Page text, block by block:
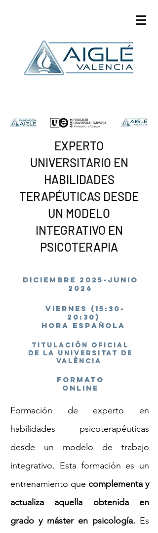
EXPERTO
UNIVERSITARIO EN
HABILIDADES
TERAPÉUTICAS DESDE
UN MODELO
INTEGRATIVO EN
PSICOTERAPIA
DICIEMBRE 2025-JUNIO
2026
viernes (15:30-
20:30)
HORA ESPAÑOLA
tItulACIÓN OFICIAL
DE LA UNIVERSITAT DE
VALÈNCIA
FORMATO
ONLINE
Formación de experto en
habilidades psicoterapéuticas
desde un modelo de trabajo
integrativo. Esta formación es un
entrenamiento que complementa y
actualiza aquella obtenida en
grado y máster en psicología. Es